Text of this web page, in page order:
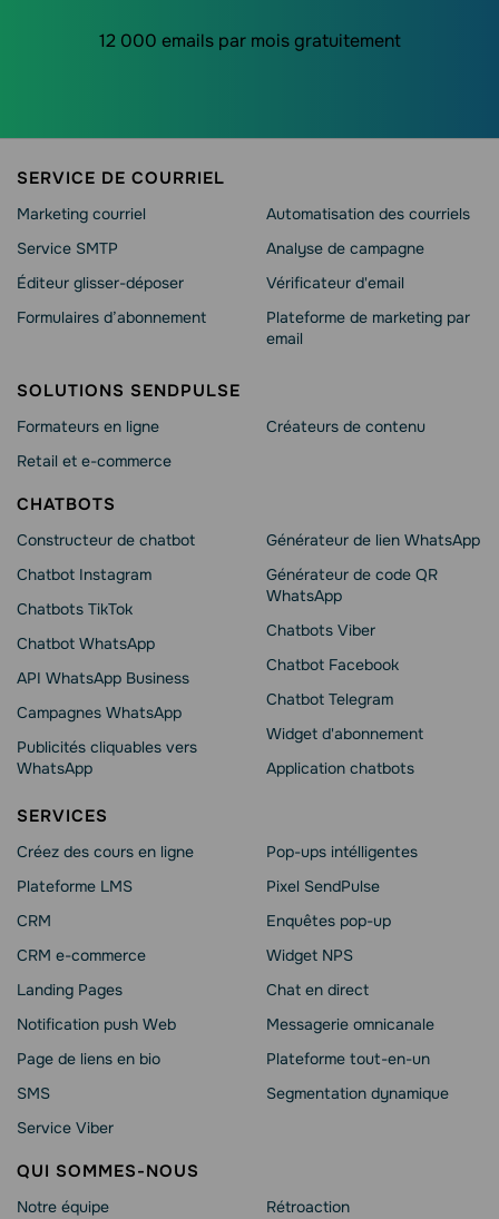
12 000 emails par mois gratuitement
SERVICE DE COURRIEL
Marketing courriel
Service SMTP
Éditeur glisser-déposer
Formulaires d’abonnement
Automatisation des courriels
Analyse de campagne
Vérificateur d'email
Plateforme de marketing par
email
SOLUTIONS SENDPULSE
Formateurs en ligne
Retail et e-commerce
Créateurs de contenu
CHATBOTS
Constructeur de chatbot
Chatbot Instagram
Chatbots TikTok
Chatbot WhatsApp
API WhatsApp Business
Campagnes WhatsApp
Publicités cliquables vers
WhatsApp
Générateur de lien WhatsApp
Générateur de code QR
WhatsApp
Chatbots Viber
Сhatbot Facebook
Chatbot Telegram
Widget d'abonnement
Application chatbots
SERVICES
Créez des cours en ligne
Plateforme LMS
CRM
CRM e-commerce
Landing Pages
Notification push Web
Page de liens en bio
SMS
Service Viber
Pop-ups intélligentes
Pixel SendPulse
Enquêtes pop-up
Widget NPS
Chat en direct
Messagerie omnicanale
Plateforme tout-en-un
Segmentation dynamique
QUI SOMMES-NOUS
Notre équipe Rétroaction